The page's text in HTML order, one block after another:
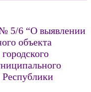
5/6 “О выявлении
объекта